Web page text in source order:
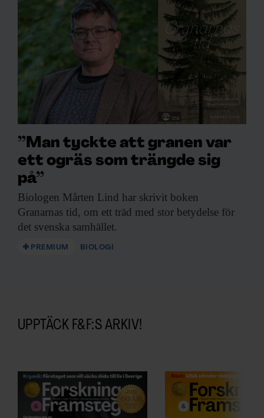
”Man tyckte att granen var
ett ogräs som trängde sig
på”
Biologen Mårten Lind har skrivit boken
Granarnas tid, om ett träd med stor betydelse för
det svenska samhället.
PREMIUM BIOLOGI
UPPTÄCK F&F:S ARKIV!